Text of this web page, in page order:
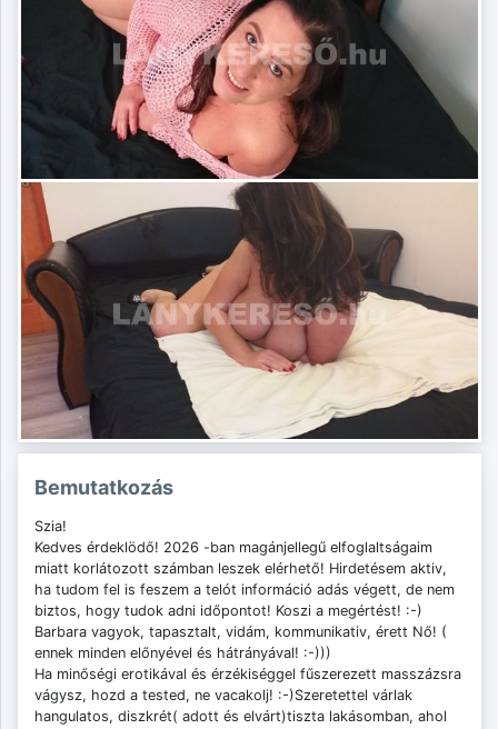
Bemutatkozás
Szia!
Kedves érdeklödő! 2026 -ban magánjellegű elfoglaltságaim
miatt korlátozott számban leszek elérhető! Hirdetésem aktiv,
ha tudom fel is feszem a telót információ adás végett, de nem
biztos, hogy tudok adni időpontot! Koszi a megértést! :-)
Barbara vagyok, tapasztalt, vidám, kommunikativ, érett Nő! (
ennek minden előnyével és hátrányával! :-)))
Ha minőségi erotikával és érzékiséggel fűszerezett masszázsra
vágysz, hozd a tested, ne vacakolj! :-)Szeretettel várlak
hangulatos, diszkrét( adott és elvárt)tiszta lakásomban, ahol